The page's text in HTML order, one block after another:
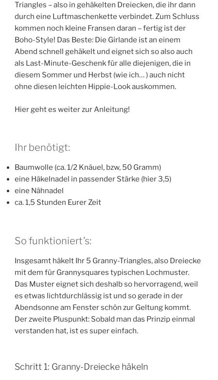
Triangles – also in gehäkelten Dreiecken, die ihr dann
durch eine Luftmaschenkette verbindet. Zum Schluss
kommen noch kleine Fransen daran – fertig ist der
Boho-Style! Das Beste: Die Girlande ist an einem
Abend schnell gehäkelt und eignet sich so also auch
als Last-Minute-Geschenk für alle diejenigen, die in
diesem Sommer und Herbst (wie ich… ) auch nicht
ohne diesen leichten Hippie-Look auskommen.
Hier geht es weiter zur Anleitung!
Ihr benötigt:
Baumwolle (ca. 1/2 Knäuel, bzw, 50 Gramm)
eine Häkelnadel in passender Stärke (hier 3,5)
eine Nähnadel
ca. 1,5 Stunden Eurer Zeit
So funktioniert’s:
Insgesamt häkelt Ihr 5 Granny-Triangles, also Dreiecke
mit dem für Grannysquares typischen Lochmuster.
Das Muster eignet sich deshalb so hervorragend, weil
es etwas lichtdurchlässig ist und so gerade in der
Abendsonne am Fenster schön zur Geltung kommt.
Der zweite Pluspunkt: Sobald man das Prinzip einmal
verstanden hat, ist es super einfach.
Schritt 1: Granny-Dreiecke häkeln